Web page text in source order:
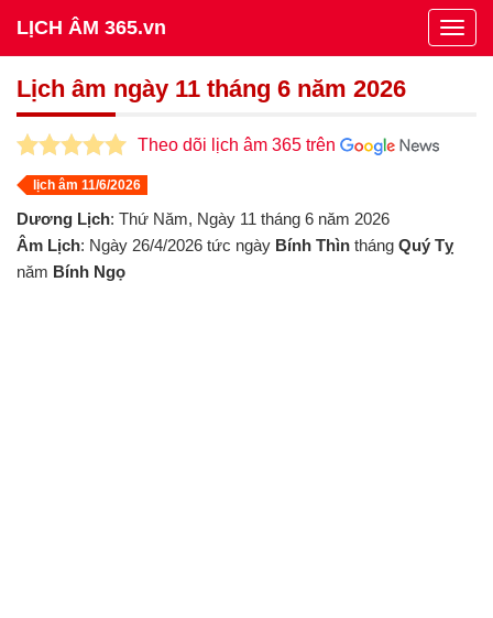
LỊCH ÂM 365.vn
Lịch âm ngày 11 tháng 6 năm 2026
Theo dõi lịch âm 365 trên
lịch âm 11/6/2026
Dương Lịch: Thứ Năm, Ngày 11 tháng 6 năm 2026
Âm Lịch: Ngày 26/4/2026 tức ngày Bính Thìn tháng Quý Tỵ
năm Bính Ngọ